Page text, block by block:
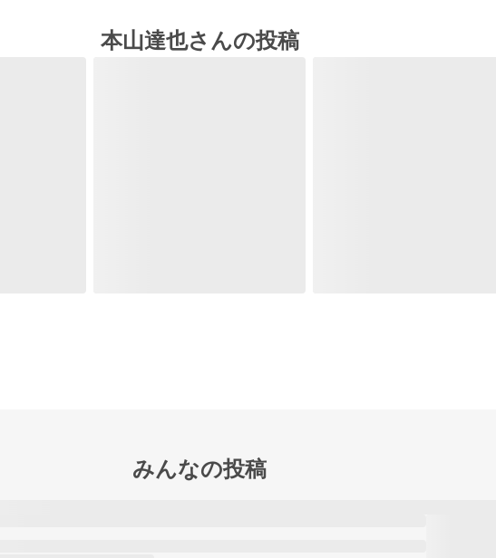
本山達也さんの投稿
みんなの投稿